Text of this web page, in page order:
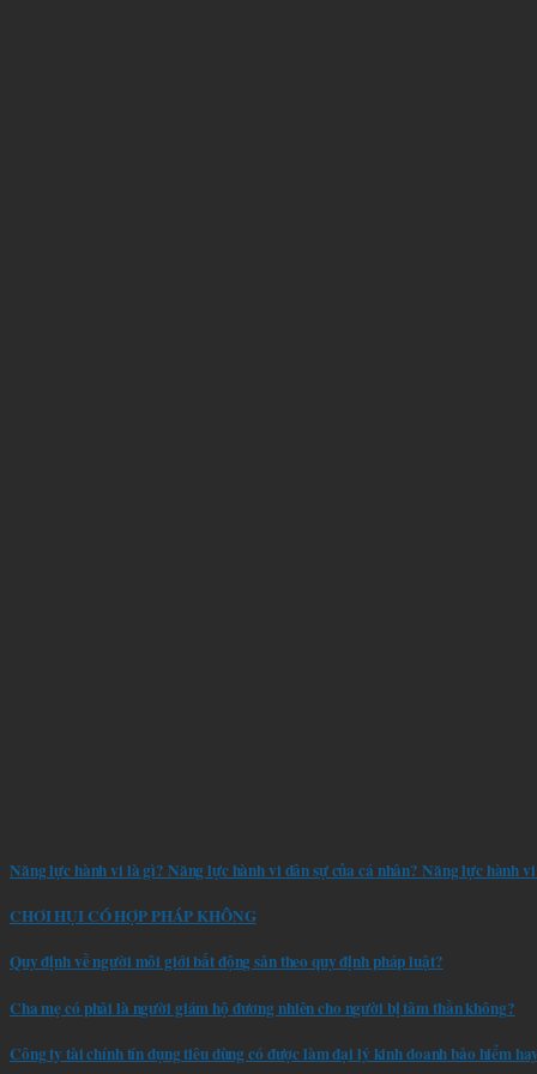
Năng lực hành vi là gì? Năng lực hành vi dân sự của cá nhân? Năng lực hành
CHƠI HỤI CÓ HỢP PHÁP KHÔNG
Quy định về người môi giới bất động sản theo quy định pháp luật?
Cha mẹ có phải là người giám hộ đương nhiên cho người bị tâm thần không?
Công ty tài chính tín dụng tiêu dùng có được làm đại lý kinh doanh bảo hiểm